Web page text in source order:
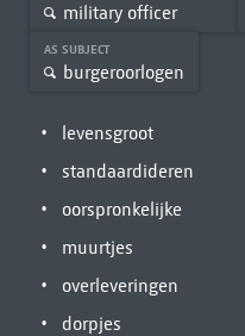
military officer
AS SUBJECT
burgeroorlogen
levensgroot
standaardideren
oorspronkelijke
muurtjes
overleveringen
dorpjes